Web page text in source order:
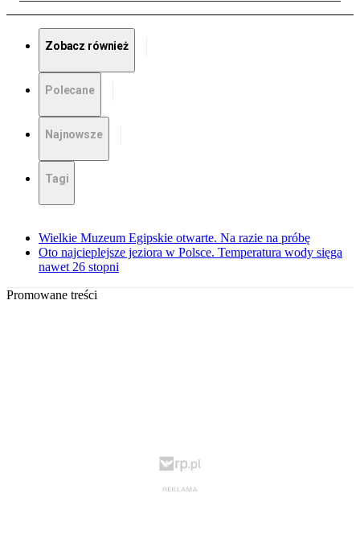
Zobacz również
Polecane
Najnowsze
Tagi
Wielkie Muzeum Egipskie otwarte. Na razie na próbę
Oto najcieplejsze jeziora w Polsce. Temperatura wody sięga
nawet 26 stopni
Promowane treści